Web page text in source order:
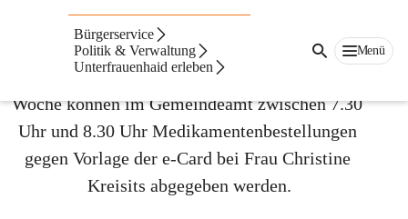
Bürgerservice
Politik & Verwaltung
Unterfrauenhaid erleben
Menü
Medikamentendienst
Jeden 2. Montag im Monat in der ungeraden
Woche können im Gemeindeamt zwischen 7.30
Uhr und 8.30 Uhr Medikamentenbestellungen
gegen Vorlage der e-Card bei Frau Christine
Kreisits abgegeben werden.